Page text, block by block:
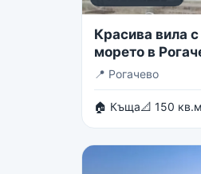
Красива вила
морето в
📍 Рогачево
🏠 Къща📐 150 кв.м